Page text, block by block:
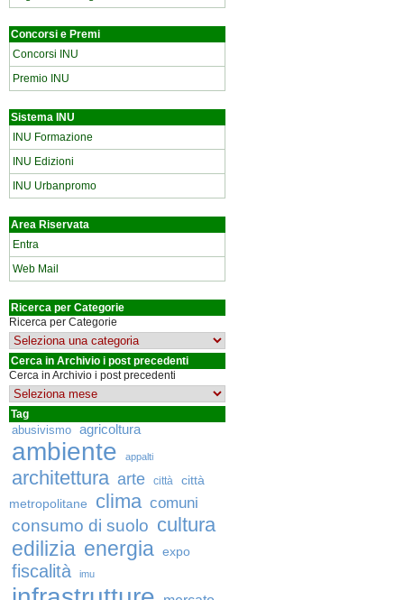
Concorsi e Premi
Concorsi INU
Premio INU
Sistema INU
INU Formazione
INU Edizioni
INU Urbanpromo
Area Riservata
Entra
Web Mail
Ricerca per Categorie
Ricerca per Categorie
Cerca in Archivio i post precedenti
Cerca in Archivio i post precedenti
Tag
abusivismo agricoltura
ambiente appalti
architettura arte città
città
metropolitane
clima comuni
consumo di suolo cultura
edilizia energia expo
fiscalità imu